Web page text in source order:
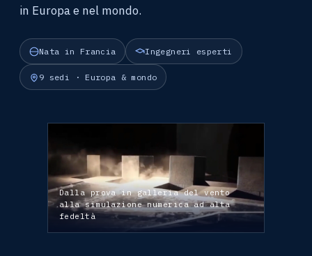
in Europa e nel mondo.
Nata in Francia Ingegneri esperti
9 sedi · Europa & mondo
Dalla prova in galleria del vento
alla simulazione numerica ad alta
fedeltà